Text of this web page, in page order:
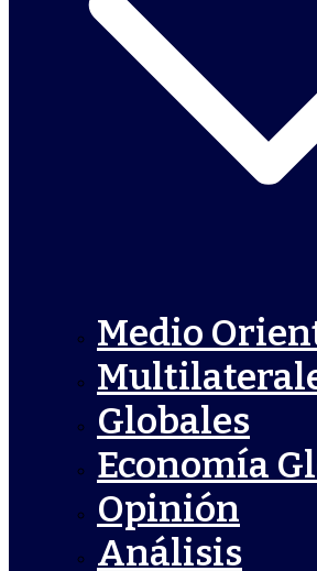
Medio
Globales
Economía
Opinión
Análisis